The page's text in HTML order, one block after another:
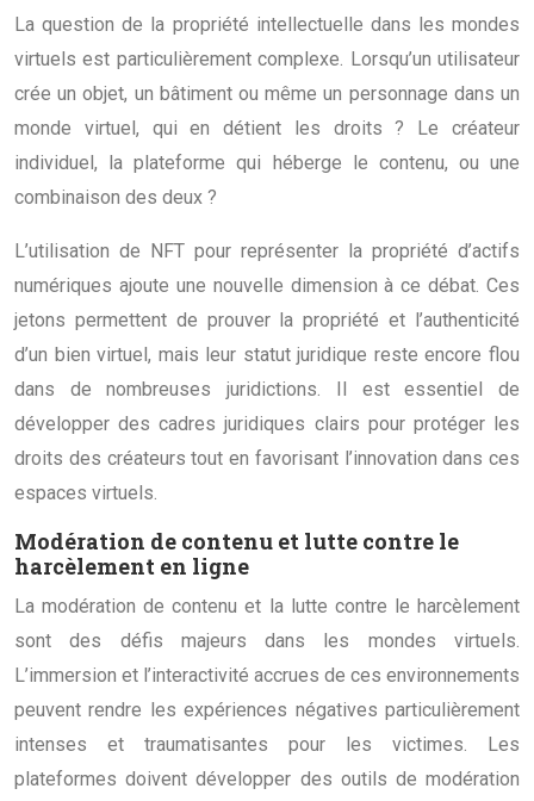
La question de la propriété intellectuelle dans les mondes
virtuels est particulièrement complexe. Lorsqu’un utilisateur
crée un objet, un bâtiment ou même un personnage dans un
monde virtuel, qui en détient les droits ? Le créateur
individuel, la plateforme qui héberge le contenu, ou une
combinaison des deux ?
L’utilisation de NFT pour représenter la propriété d’actifs
numériques ajoute une nouvelle dimension à ce débat. Ces
jetons permettent de prouver la propriété et l’authenticité
d’un bien virtuel, mais leur statut juridique reste encore flou
dans de nombreuses juridictions. Il est essentiel de
développer des cadres juridiques clairs pour protéger les
droits des créateurs tout en favorisant l’innovation dans ces
espaces virtuels.
Modération de contenu et lutte contre le
harcèlement en ligne
La modération de contenu et la lutte contre le harcèlement
sont des défis majeurs dans les mondes virtuels.
L’immersion et l’interactivité accrues de ces environnements
peuvent rendre les expériences négatives particulièrement
intenses et traumatisantes pour les victimes. Les
plateformes doivent développer des outils de modération